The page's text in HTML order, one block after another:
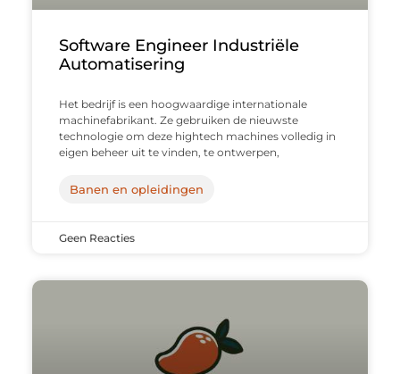
Software Engineer Industriële
Automatisering
Het bedrijf is een hoogwaardige internationale
machinefabrikant. Ze gebruiken de nieuwste
technologie om deze hightech machines volledig in
eigen beheer uit te vinden, te ontwerpen,
Banen en opleidingen
Geen Reacties